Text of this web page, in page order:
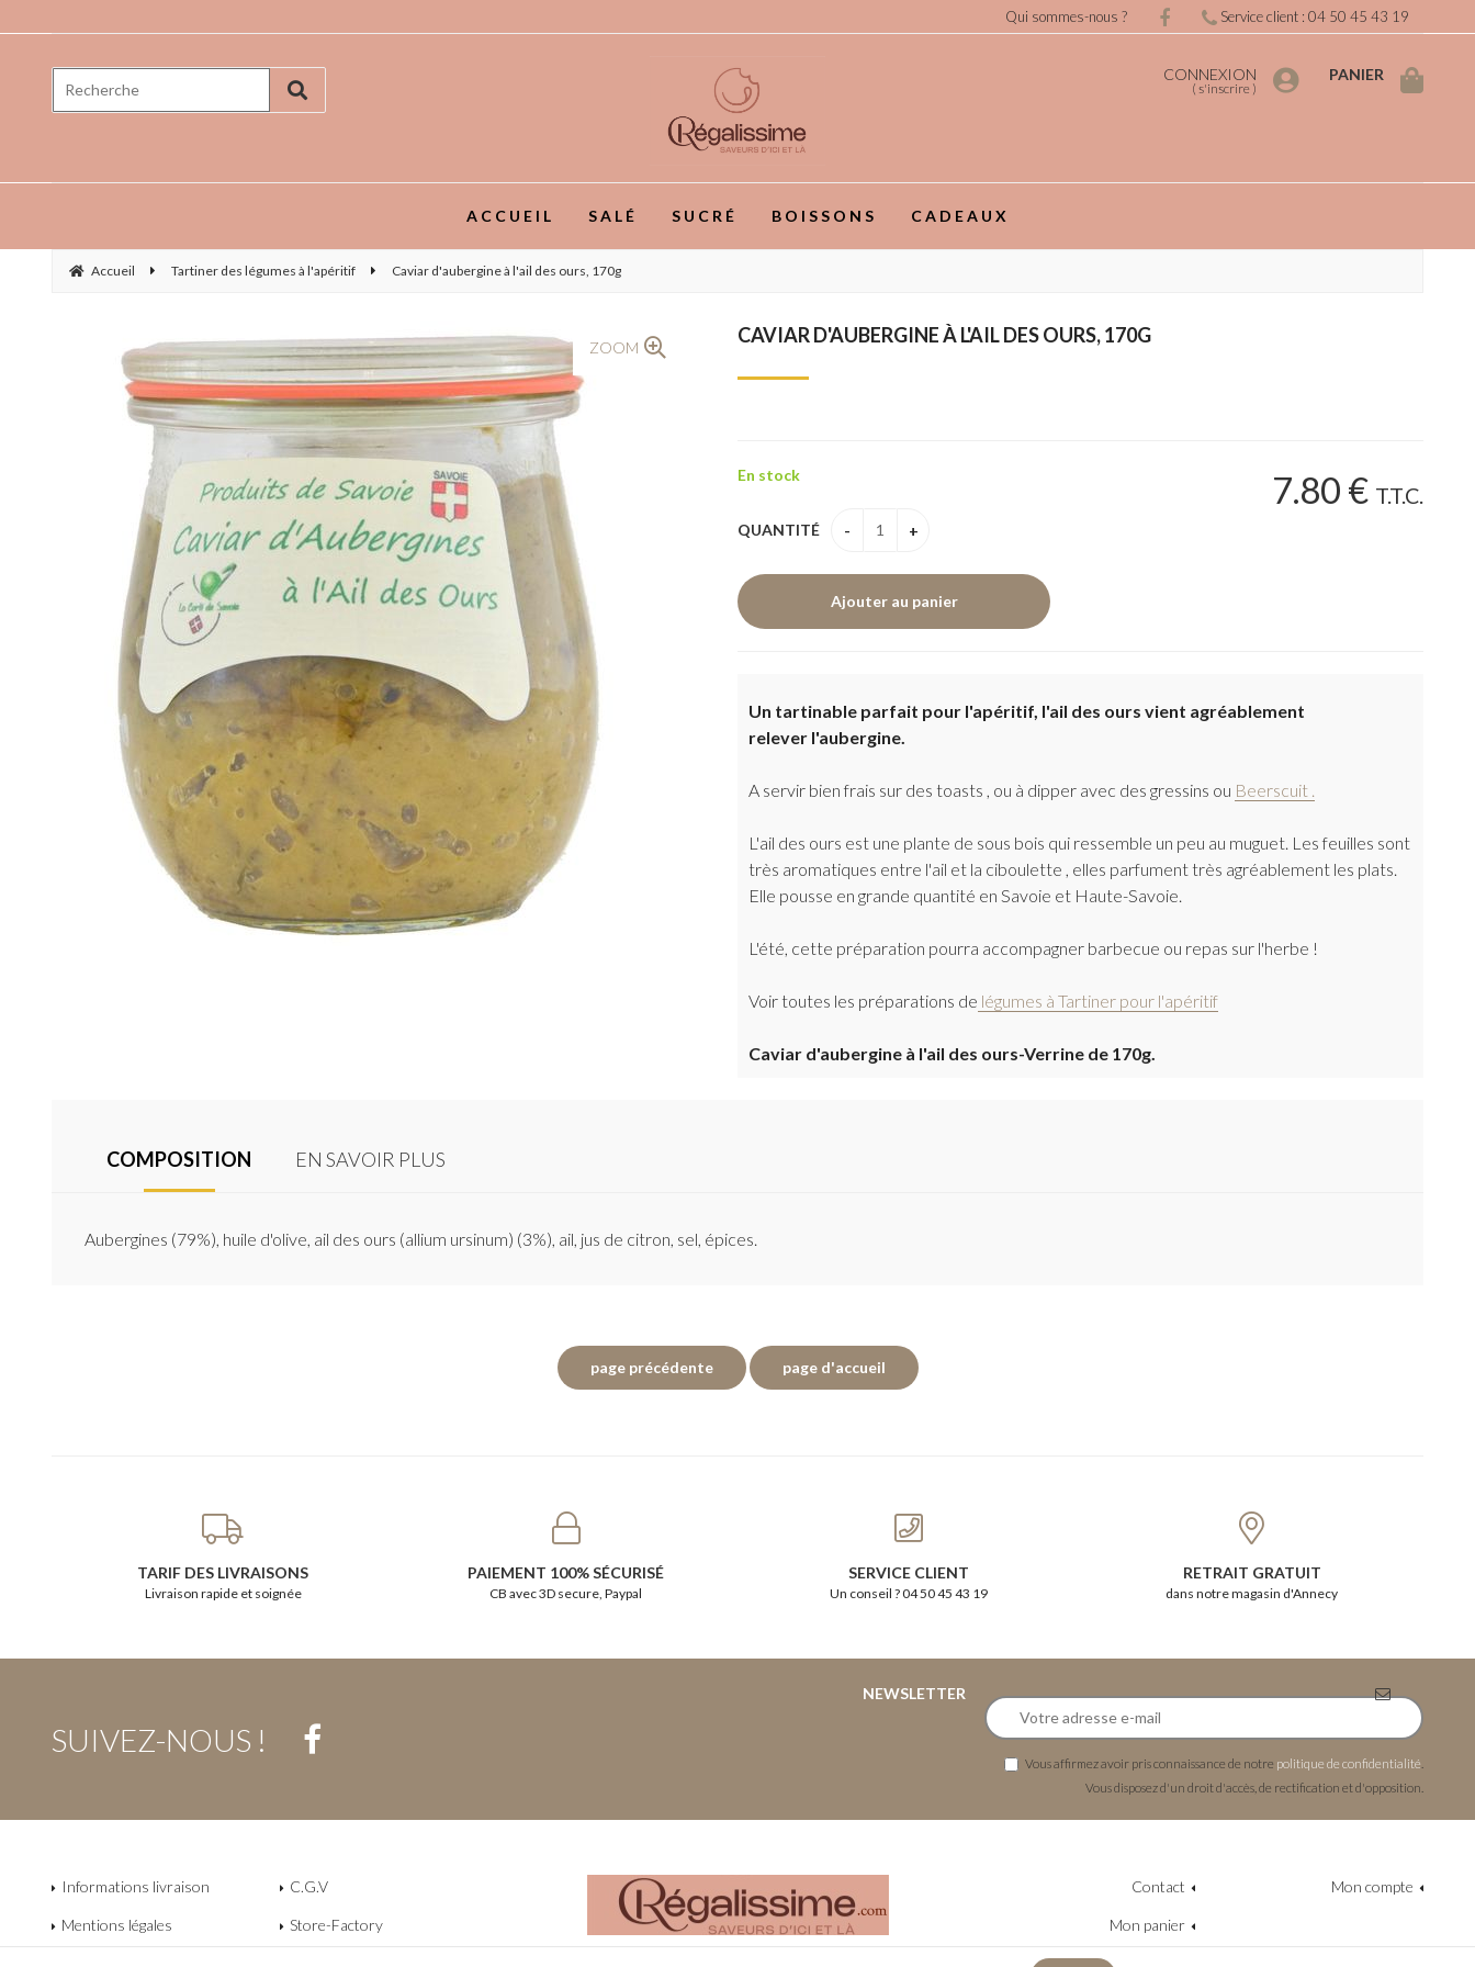
CONNEXION
( s'inscrire )
PANIER
ACCUEIL SALÉ SUCRÉ BOISSONS CADEAUX
Accueil Tartiner des légumes à l'apéritif Caviar d'aubergine à l'ail des ours, 170g
ZOOM
CAVIAR D'AUBERGINE À L'AIL DES OURS, 170G
7.80 € T.T.C.
En stock
QUANTITÉ
Un tartinable parfait pour l'apéritif, l'ail des ours vient agréablement
relever l'aubergine.
A servir bien frais sur des toasts , ou à dipper avec des gressins ou Beerscuit .
L'ail des ours est une plante de sous bois qui ressemble un peu au muguet. Les feuilles sont
très aromatiques entre l'ail et la ciboulette , elles parfument très agréablement les plats.
Elle pousse en grande quantité en Savoie et Haute-Savoie.
L'été, cette préparation pourra accompagner barbecue ou repas sur l'herbe !
Voir toutes les préparations de légumes à Tartiner pour l'apéritif
Caviar d'aubergine à l'ail des ours-Verrine de 170g.
COMPOSITION EN SAVOIR PLUS
Aubergines (79%), huile d'olive, ail des ours (allium ursinum) (3%), ail, jus de citron, sel, épices.
Qui sommes-nous ? Service client : 04 50 45 43 19
TARIF DES LIVRAISONS
Livraison rapide et soignée
PAIEMENT 100% SÉCURISÉ
CB avec 3D secure, Paypal
SERVICE CLIENT
Un conseil ? 04 50 45 43 19
RETRAIT GRATUIT
dans notre magasin d'Annecy
SUIVEZ-NOUS !
NEWSLETTER
Vous affirmez avoir pris connaissance de notre politique de confidentialité
Vous disposez d'un droit d'accès, de rectification et d'opposition.
Informations livraison C.G.V
Mentions légales Store-Factory
Contact Mon compte
Mon panier